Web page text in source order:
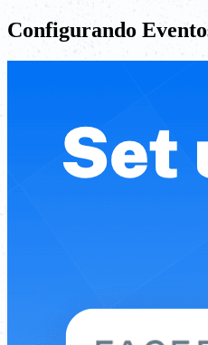
Configurando